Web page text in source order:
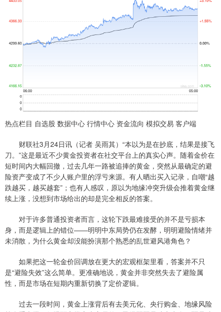
热点栏目 自选股 数据中心 行情中心 资金流向 模拟交易 客户端
财联社3月24日讯（记者 吴雨其）“本以为是在抄底，结果是接飞
刀。”这是最近不少黄金投资者在社交平台上的真实心声。随着金价在
短时间内大幅回撤，过去几年一路被追捧的黄金，突然从最确定的避
险资产变成了不少人账户里的浮亏来源。有人晒出买入记录，自嘲“越
跌越买，越买越套”；也有人感叹，原以为地缘冲突升级会推着黄金继
续上涨，没想到市场给出的却是完全相反的答案。
对于许多普通投资者而言，这轮下跌最难接受的并不是亏损本
身，而是逻辑上的错位——明明中东局势仍在发酵，明明避险情绪并
未消散，为什么黄金却没能扮演那个熟悉的乱世避风港角色？
如果把这一轮金价回调放在更大的宏观框架里看，答案并不只
是“避险失效”这么简单。更准确地说，黄金并非突然失去了避险属
性，而是市场在短期内重新切换了定价逻辑。
过去一段时间，黄金上涨背后有去美元化、央行购金、地缘风险